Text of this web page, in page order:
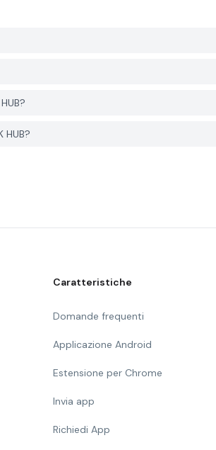
HUB?
Caratteristiche
Domande frequenti
Applicazione Android
Estensione per Chrome
Invia app
Richiedi App